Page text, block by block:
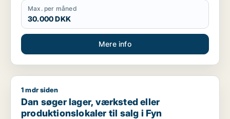
Max. per måned
30.000 DKK
Mere info
Dan søger lager, værksted eller produktionslokaler til salg i
1 mdr siden
Dan søger lager, værksted eller
produktionslokaler til salg i Fyn